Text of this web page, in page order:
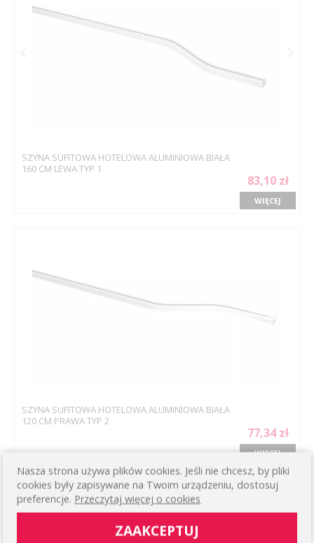
SZYNA SUFITOWA HOTELOWA ALUMINIOWA BIAŁA
160 CM LEWA TYP 1
83,10 zł
WIĘCEJ
SZYNA SUFITOWA HOTELOWA ALUMINIOWA BIAŁA
120 CM PRAWA TYP 2
77,34 zł
WIĘCEJ
Nasza strona używa plików cookies. Jeśli nie chcesz, by pliki
cookies były zapisywane na Twoim urządzeniu, dostosuj
preferencje. Przeczytaj więcej o cookies
ZAAKCEPTUJ